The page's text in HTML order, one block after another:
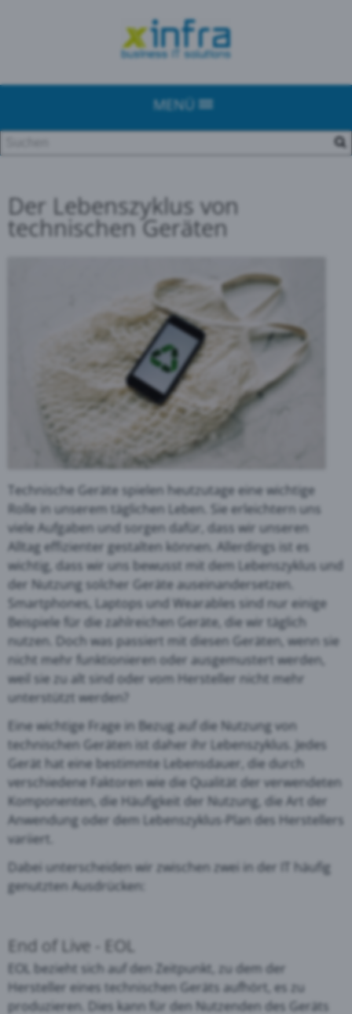
MENÜ
Der Lebenszyklus von
technischen Geräten
Technische Geräte spielen heutzutage eine wichtige
Rolle in unserem täglichen Leben. Sie erleichtern uns
viele Aufgaben und sorgen dafür, dass wir unseren
Alltag effizienter gestalten können. Allerdings ist es
wichtig, dass wir uns bewusst mit dem Lebenszyklus und
der Nutzung solcher Geräte auseinandersetzen.
Smartphones, Laptops und Wearables sind nur einige
Beispiele für die zahlreichen Geräte, die wir täglich
nutzen. Doch was passiert mit diesen Geräten, wenn sie
nicht mehr funktionieren oder ausgemustert werden,
weil sie zu alt sind oder vom Hersteller nicht mehr
unterstützt werden?
Eine wichtige Frage in Bezug auf die Nutzung von
technischen Geräten ist daher ihr Lebenszyklus. Jedes
Gerät hat eine bestimmte Lebensdauer, die durch
verschiedene Faktoren wie die Qualität der verwendeten
Komponenten, die Häufigkeit der Nutzung, die Art der
Anwendung oder dem Lebenszyklus-Plan des Herstellers
variiert.
Dabei unterscheiden wir zwischen zwei in der IT häufig
genutzten Ausdrücken:
End of Live - EOL
EOL bezieht sich auf den Zeitpunkt, zu dem der
Hersteller eines technischen Geräts aufhört, es zu
produzieren. Dies kann für den Nutzenden des Geräts